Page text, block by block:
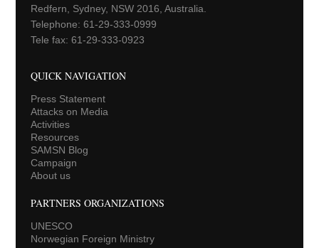
Redfern, Sydney, NSW 2016, Australia.
Telephone: 61-29-333-0999
Tele fax: 61-29-333-0923
QUICK NAVIGATION
Press Statement
Attacks on Media
Activities
Resources
SAMSN Blog
Campaign
About us
PARTNERS ORGANIZATIONS
UNESCO
Norwegian Foreign Ministry